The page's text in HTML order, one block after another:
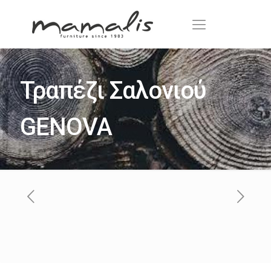
Τραπέζι Σαλονιού
GENOVA